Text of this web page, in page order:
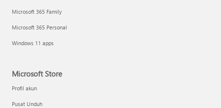
Microsoft 365 Family
Microsoft 365 Personal
Windows 11 apps
Microsoft Store
Profil akun
Pusat Unduh